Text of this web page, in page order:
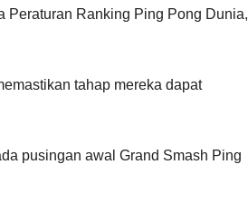
Русский
Deutsch
Peraturan Ranking Ping Pong Dunia,
tahap mereka dapat
pusingan awal Grand Smash Ping